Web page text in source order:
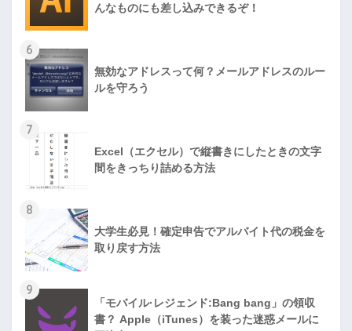
んなものにも差し込みできるぞ！
6
無効なアドレスって何？メールアドレスのルー
ルを守ろう
7
Excel（エクセル）で縦書きにしたときの文字
間をきっちり詰める方法
8
大学生必見！確定申告でアルバイト代の税金を
取り戻す方法
9
「モバイル·レジェンド:Bang bang」の領収
書？ Apple（iTunes）を装った迷惑メールに